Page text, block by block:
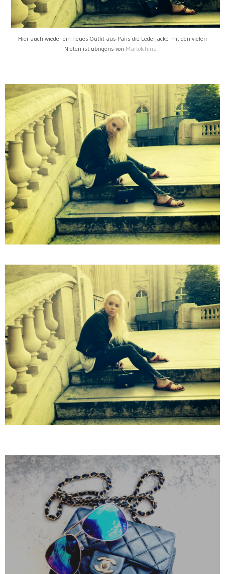
Hier auch wieder ein neues Outfit aus Paris die Lederjacke mit den vielen
Nieten ist übrigens von Martofchina